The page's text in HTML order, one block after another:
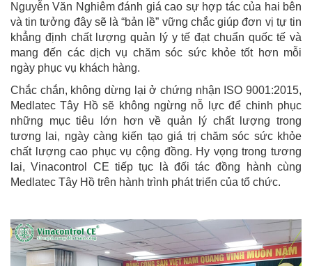
Nguyễn Văn Nghiêm đánh giá cao sự hợp tác của hai bên
và tin tưởng đây sẽ là “bản lề” vững chắc giúp đơn vị tự tin
khẳng định chất lượng quản lý y tế đạt chuẩn quốc tế và
mang đến các dịch vụ chăm sóc sức khỏe tốt hơn mỗi
ngày phục vụ khách hàng.
Chắc chắn, không dừng lại ở chứng nhận ISO 9001:2015,
Medlatec Tây Hồ sẽ không ngừng nỗ lực để chinh phục
những mục tiêu lớn hơn về quản lý chất lượng trong
tương lai, ngày càng kiến tạo giá trị chăm sóc sức khỏe
chất lượng cao phục vụ cộng đồng. Hy vọng trong tương
lai, Vinacontrol CE tiếp tục là đối tác đồng hành cùng
Medlatec Tây Hồ trên hành trình phát triển của tổ chức.